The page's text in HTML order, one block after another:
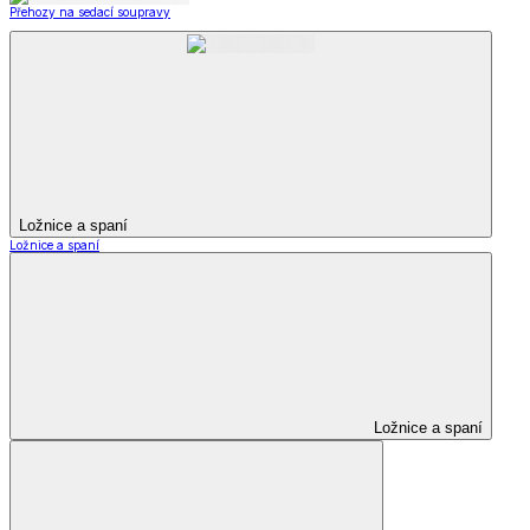
Přehozy na sedací soupravy
Ložnice a spaní
Ložnice a spaní
Ložnice a spaní